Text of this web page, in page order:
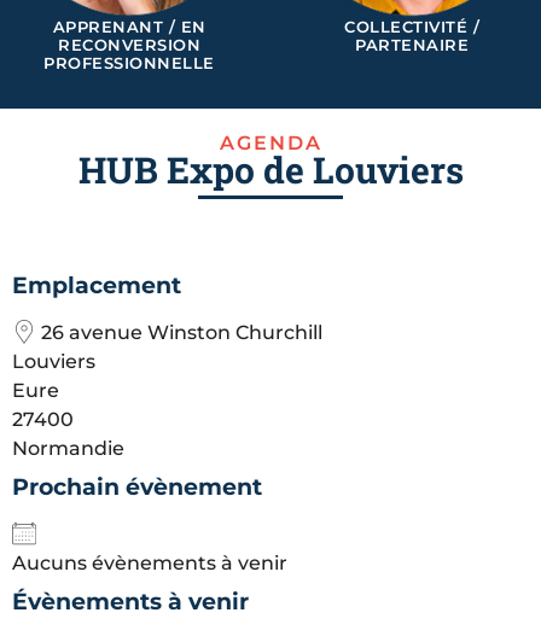
APPRENANT / EN
RECONVERSION
PROFESSIONNELLE
COLLECTIVITÉ /
PARTENAIRE
AGENDA
HUB Expo de Louviers
Emplacement
26 avenue Winston Churchill
Louviers
Eure
27400
Normandie
Prochain évènement
Aucuns évènements à venir
Évènements à venir